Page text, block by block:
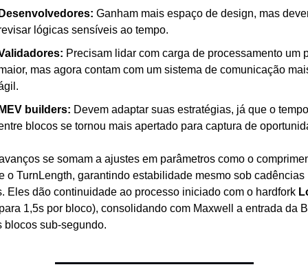
Ganham mais espaço de design, mas
lógicas sensíveis ao tempo.
Precisam lidar com carga de processamento um
mas agora contam com um sistema de comunicação
builders: Devem adaptar suas estratégias, já que o tempo
blocos se tornou mais apertado para captura de
se somam a ajustes em parâmetros como o
o TurnLength, garantindo estabilidade mesmo sob cadências
Eles dão continuidade ao processo iniciado com o hardfork
1,5s por bloco), consolidando com Maxwell a entrada da
blocos sub-segundo.